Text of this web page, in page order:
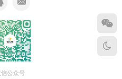
园所介绍
扬播幼儿园
公众号